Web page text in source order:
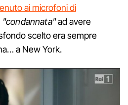
ai microfoni di
"condannata"ad avere
scelto era sempre
a New York.